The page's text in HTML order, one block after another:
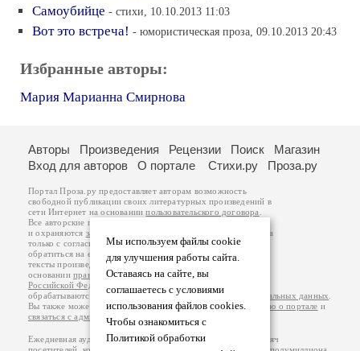
Самоубийце - стихи, 10.10.2013 11:03
Вот это встреча! - юмористическая проза, 09.10.2013 20:43
Избранные авторы:
Мария Марианна Смирнова
Мы используем файлы cookie
для улучшения работы сайта.
Оставаясь на сайте, вы
соглашаетесь с условиями
использования файлов cookies.
Чтобы ознакомиться с
Политикой обработки
Авторы Произведения Рецензии Поиск
Магазин
Вход для авторов
О портале Стихи.ру Проза.ру
Портал Проза.ру предоставляет авторам возможность
свободной публикации своих литературных произведений в
сети Интернет на основаниипользовательского договора
Все авторские права на произведения принадлежат авторам
и охраняются законом
. Перепечатка произведений возможна
только с согласия его автора, к которому вы можете
обратиться на его авторской странице. Ответственность за
тексты произведений авторы несут самостоятельно на
основанииправил публикацииизаконодательства
Российской Федерации
обрабатываются на основанииПолитики обработки персональных данных
Вы также можете посмотреть более подробнуюинформацию о портале и
связаться с администрацией
Ежедневная аудитория портала Проза.ру – порядка 100 тысяч